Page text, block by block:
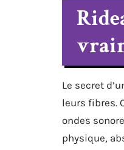
Le secret
leurs fibres.
ondes
physique,